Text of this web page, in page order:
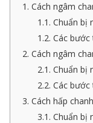
1. Cách ngâm
1.1. Chuẩn bị
1.2. Các
2. Cách ngâm
2.1. Chuẩn bị
2.2. Các
3. Cách hấp
3.1. Chuẩn bị